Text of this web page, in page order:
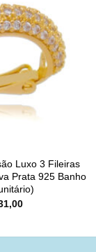
Luxo 3 Fileiras
Prata 925 Banho